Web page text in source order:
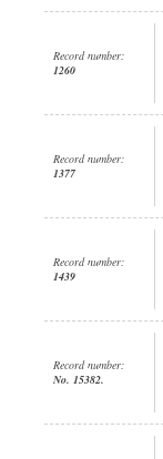
Record number:
1260
Record number:
1377
Record number:
1439
Record number:
No. 15382.